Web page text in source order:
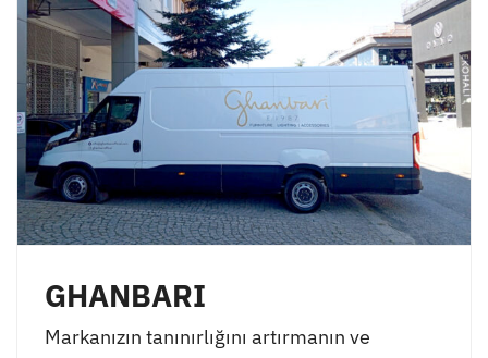
GHANBARI
Markanızın tanınırlığını artırmanın ve